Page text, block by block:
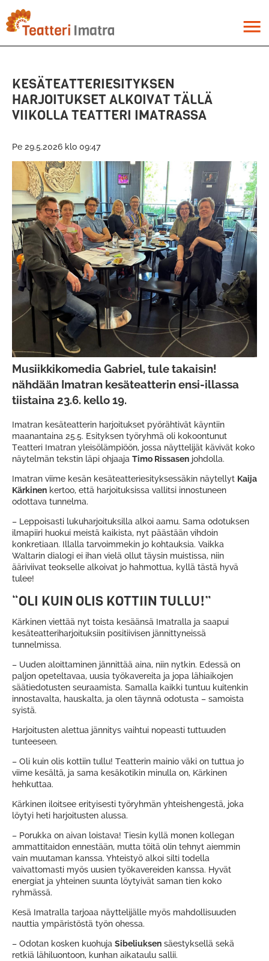
pääsisältöön
menu
KESÄTEATTERIESITYKSEN
HARJOITUKSET ALKOIVAT TÄLLÄ
VIIKOLLA TEATTERI IMATRASSA
Pe 29.5.2026 klo 09:47
Musiikkikomedia Gabriel, tule takaisin!
nähdään Imatran kesäteatterin ensi-illassa
tiistaina 23.6. kello 19.
Imatran kesäteatterin harjoitukset pyörähtivät käyntiin
maanantaina 25.5. Esityksen työryhmä oli kokoontunut
Teatteri Imatran yleisölämpiöön, jossa näyttelijät kävivät koko
näytelmän tekstin läpi ohjaaja Timo Rissasen johdolla.
Imatran viime kesän kesäteatteriesityksessäkin näytellyt Kaija
Kärkinen kertoo, että harjoituksissa vallitsi innostuneen
odottava tunnelma.
– Leppoisasti lukuharjoituksilla alkoi aamu. Sama odotuksen
ilmapiiri huokui meistä kaikista, nyt päästään vihdoin
konkretiaan. Illalla tarvoimmekin jo kohtauksia. Vaikka
Waltarin dialogi ei ihan vielä ollut täysin muistissa, niin
ääriviivat teokselle alkoivat jo hahmottua, kyllä tästä hyvä
tulee!
“OLI KUIN OLIS KOTTIIN TULLU!”
Kärkinen viettää nyt toista kesäänsä Imatralla ja saapui
kesäteatteriharjoituksiin positiivisen jännittyneissä
tunnelmissa.
– Uuden aloittaminen jännittää aina, niin nytkin. Edessä on
paljon opeteltavaa, uusia työkavereita ja jopa lähiaikojen
säätiedotusten seuraamista. Samalla kaikki tuntuu kuitenkin
innostavalta, hauskalta, ja olen täynnä odotusta – samoista
syistä.
Harjoitusten alettua jännitys vaihtui nopeasti tuttuuden
tunteeseen.
– Oli kuin olis kottiin tullu! Teatterin mainio väki on tuttua jo
viime kesältä, ja sama kesäkotikin minulla on, Kärkinen
hehkuttaa.
Kärkinen iloitsee erityisesti työryhmän yhteishengestä, joka
löytyi heti harjoitusten alussa.
– Porukka on aivan loistava! Tiesin kyllä monen kollegan
ammattitaidon ennestään, mutta töitä olin tehnyt aiemmin
vain muutaman kanssa. Yhteistyö alkoi silti todella
vaivattomasti myös uusien työkavereiden kanssa. Hyvät
energiat ja yhteinen suunta löytyivät saman tien koko
ryhmässä.
Kesä Imatralla tarjoaa näyttelijälle myös mahdollisuuden
nauttia ympäristöstä työn ohessa.
– Odotan kosken kuohuja Sibeliuksen säestyksellä sekä
retkiä lähiluontoon, kunhan aikataulu sallii.